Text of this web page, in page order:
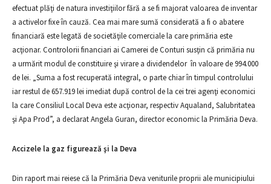
efectuat plăţi de natura investiţiilor fără a se fi majorat valoarea de inventar
a activelor fixe în cauză. Cea mai mare sumă considerată a fi o abatere
financiară este legată de societăţile comerciale la care primăria este
acţionar. Controlorii financiari ai Camerei de Conturi susţin că primăria nu
a urmărit modul de constituire şi virare a dividendelor în valoare de 994.000
de lei. „Suma a fost recuperată integral, o parte chiar în timpul controlului
iar restul de 657.919 lei imediat după control de la cei trei agenţi economici
la care Consiliul Local Deva este acţionar, respectiv Aqualand, Salubritatea
şi Apa Prod”, a declarat Angela Guran, director economic la Primăria Deva.
Accizele la gaz figurează şi la Deva
Din raport mai reiese că la Primăria Deva veniturile proprii ale municipiului